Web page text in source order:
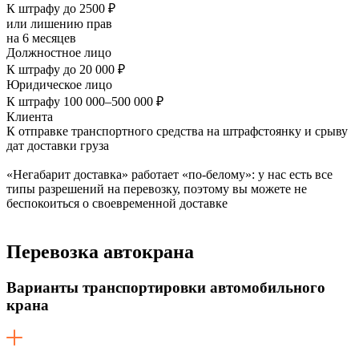
К штрафу до 2500 ₽
или лишению прав
на 6 месяцев
Должностное лицо
К штрафу до 20 000 ₽
Юридическое лицо
К штрафу 100 000–500 000 ₽
Клиента
К отправке транспортного средства на штрафстоянку и срыву
дат доставки груза
«Негабарит доставка» работает «по-белому»: у нас есть все
типы разрешений на перевозку, поэтому вы можете не
беспокоиться о своевременной доставке
Перевозка автокрана
Варианты транспортировки автомобильного
крана